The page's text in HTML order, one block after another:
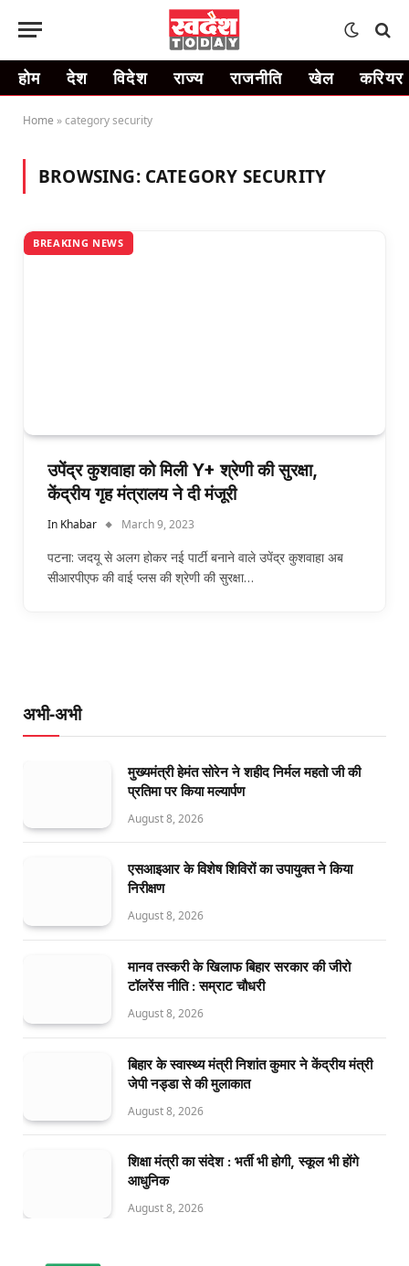
होम देश विदेश राज्य राजनीति खेल करियर
Home »category security
BROWSING: CATEGORY SECURITY
BREAKING NEWS
उपेंद्र कुशवाहा को मिली Y+ श्रेणी की सुरक्षा,
केंद्रीय गृह मंत्रालय ने दी मंजूरी
In Khabar March 9, 2023
पटना: जदयू से अलग होकर नई पार्टी बनाने वाले उपेंद्र कुशवाहा अब
सीआरपीएफ की वाई प्लस की श्रेणी की सुरक्षा…
अभी-अभी
मुख्यमंत्री हेमंत सोरेन ने शहीद निर्मल महतो जी की
प्रतिमा पर किया मल्यार्पण
August 8, 2026
एसआइआर के विशेष शिविरों का उपायुक्त ने किया
निरीक्षण
August 8, 2026
मानव तस्करी के खिलाफ बिहार सरकार की जीरो
टॉलरेंस नीति : सम्राट चौधरी
August 8, 2026
बिहार के स्वास्थ्य मंत्री निशांत कुमार ने केंद्रीय मंत्री
जेपी नड्डा से की मुलाकात
August 8, 2026
शिक्षा मंत्री का संदेश : भर्ती भी होगी, स्कूल भी होंगे
आधुनिक
August 8, 2026